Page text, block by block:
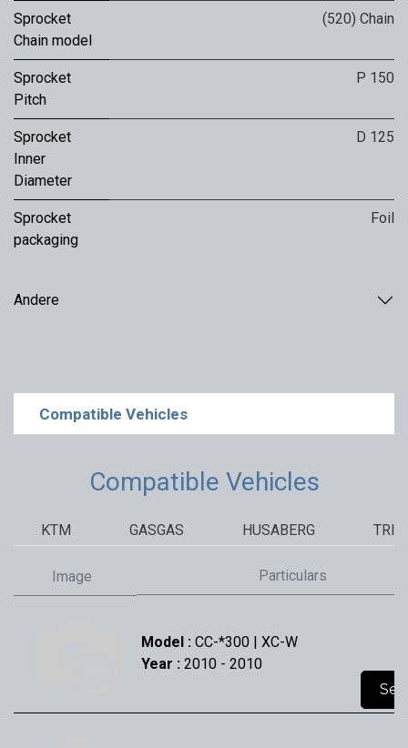
Sprocket
Chain model
(520) Chain
Sprocket
Pitch
P 150
Sprocket
Inner
Diameter
D 125
Sprocket
packaging
Foil
Andere
Compatible Vehicles
Compatible Vehicles
KTM GASGAS HUSABERG
Image Particulars
Model : CC-*300 | XC-W
Year : 2010 - 2010